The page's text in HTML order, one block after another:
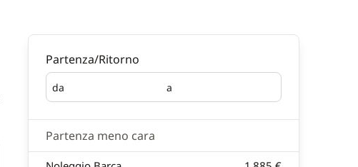
Partenza/Ritorno
da
Partenza a
Ritorno
Partenza meno cara